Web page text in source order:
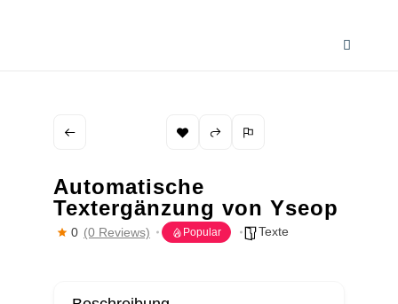
Toggle
Smart AI Tool Selector
Automatische
Textergänzung von Yseop
0 (0 Reviews) Popular Texte